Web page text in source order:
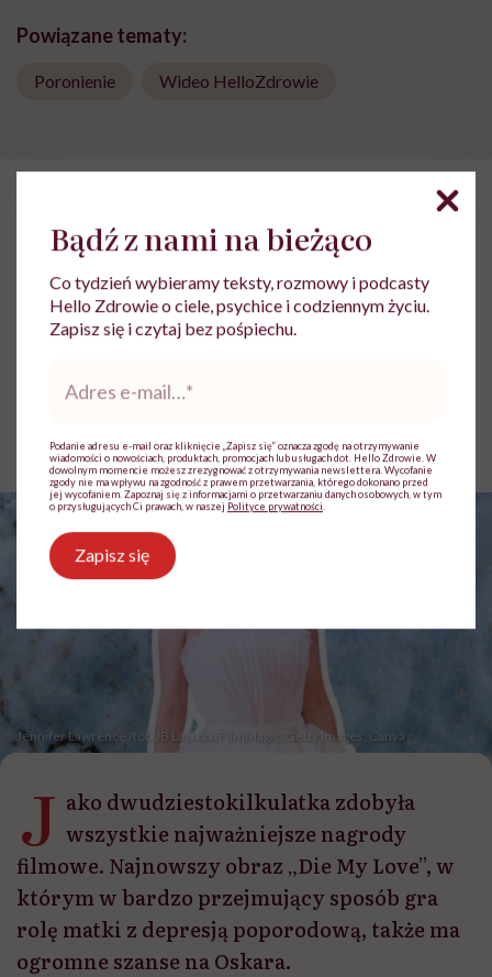
Powiązane tematy:
Poronienie Wideo HelloZdrowie
Jennifer Lawrence: „Kiedy
mówimy szczerze, co myślimy,
nazywają nas zdzirami”
Opublikowano: 19.09.2025 12:17
Jennifer Lawrence /fot. JB Lacroix/FilmMagic, Getty Images, Canva
J ako dwudziestokilkulatka zdobyła
wszystkie najważniejsze nagrody
filmowe. Najnowszy obraz „Die My Love”, w
którym w bardzo przejmujący sposób gra
rolę matki z depresją poporodową, także ma
ogromne szanse na Oskara.
Bądź z nami na bieżąco
Co tydzień wybieramy teksty, rozmowy i podcasty
Hello Zdrowie o ciele, psychice i codziennym życiu.
Zapisz się i czytaj bez pośpiechu.
mail*
Podanie adresu e-mail oraz kliknięcie „Zapisz się” oznacza zgodę na otrzymywanie
wiadomości o nowościach, produktach, promocjach lub usługach dot. Hello Zdrowie. W
dowolnym momencie możesz zrezygnować z otrzymywania newslettera. Wycofanie
zgody nie ma wpływu na zgodność z prawem przetwarzania, którego dokonano przed
jej wycofaniem. Zapoznaj się z informacjami o przetwarzaniu danych osobowych, w tym
o przysługujących Ci prawach, w naszej Polityce prywatności
Zapisz się